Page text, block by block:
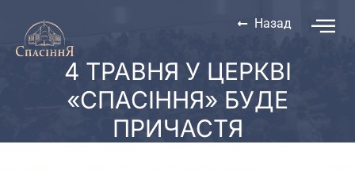
Назад
4 ТРАВНЯ У ЦЕРКВІ
«СПАСІННЯ» БУДЕ
ПРИЧАСТЯ